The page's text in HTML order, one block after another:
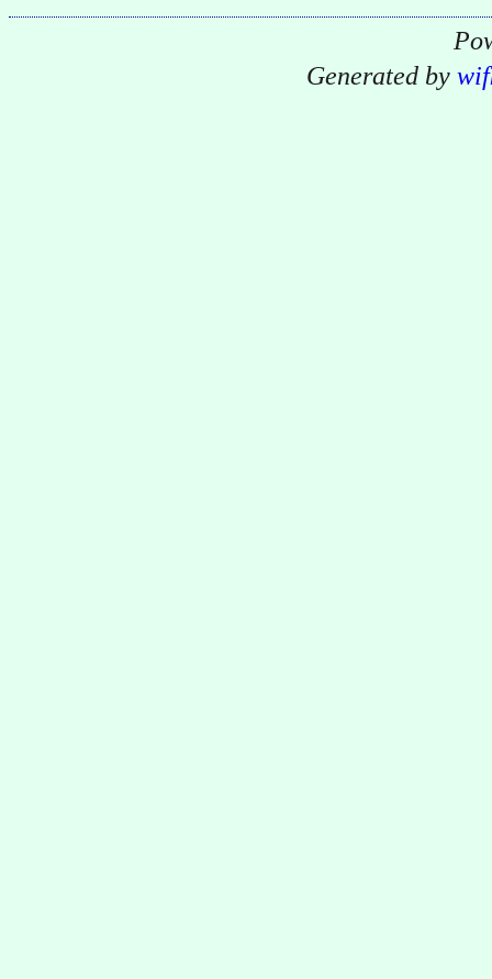
Generated by